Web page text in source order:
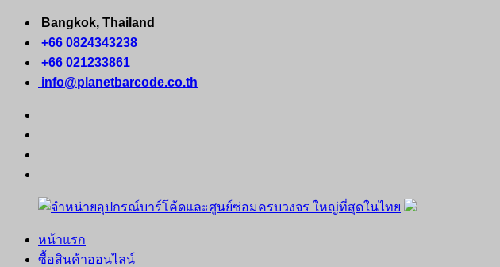
Skip
content
Bangkok, Thailand
+66 0824343238
+66 021233861
info@planetbarcode.co.th
จำหน่าย
คอมพิวเตอร์
หน้าแรก
ซื้อสินค้าออนไลน์